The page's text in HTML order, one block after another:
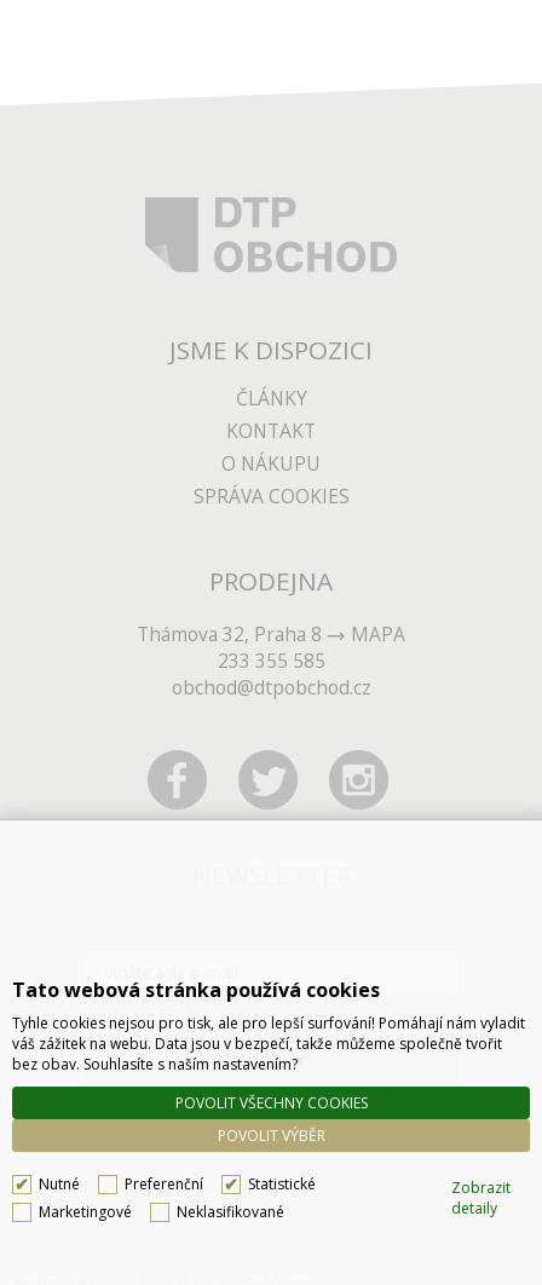
JSME K DISPOZICI
ČLÁNKY
KONTAKT
O NÁKUPU
SPRÁVA COOKIES
PRODEJNA
Thámova 32, Praha 8
MAPA
233 355 585
obchod@dtpobchod.cz
ODESLAT
Tato webová stránka používá cookies
Tyhle cookies nejsou pro tisk, ale pro lepší surfování! Pomáhají nám vyladit
váš zážitek na webu. Data jsou v bezpečí, takže můžeme společně tvořit
bez obav. Souhlasíte s naším nastavením?
POVOLIT VÝBĚR
POVOLIT VŠECHNY COOKIES
Nutné Preferenční
Statistické
Marketingové
Neklasifikované
Zobrazit
detaily